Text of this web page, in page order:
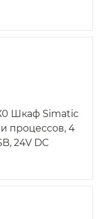
Шкаф Simatic
процессов, 4
24V DC